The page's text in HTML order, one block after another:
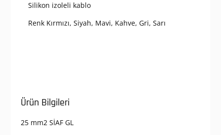
Silikon izoleli kablo
Renk Kırmızı, Siyah, Mavi, Kahve, Gri, Sarı
Ürün Bilgileri
25 mm2 SİAF GL